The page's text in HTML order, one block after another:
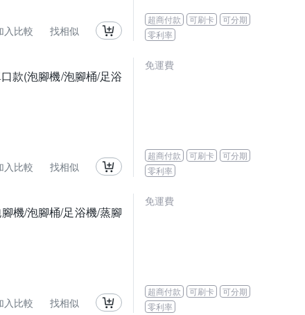
入比較 找相似
超商付款 可刷卡
可分期
零利率
款(泡腳機/泡腳桶/足浴
入比較 找相似
免運費
超商付款 可刷卡
可分期
零利率
機/泡腳桶/足浴機/蒸腳
入比較 找相似
免運費
超商付款 可刷卡
可分期
零利率